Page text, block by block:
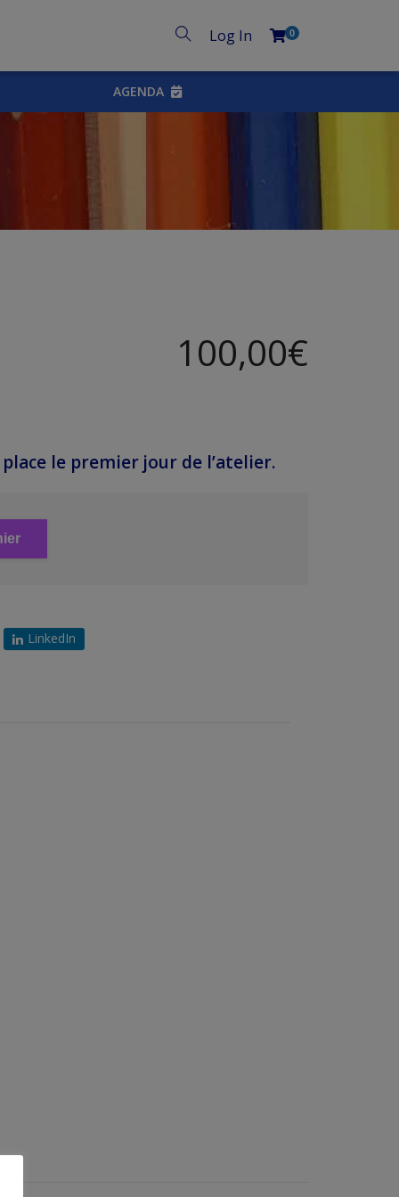
Log In 0
AGENDA
100,00€
le premier jour de l’atelier.
LinkedIn